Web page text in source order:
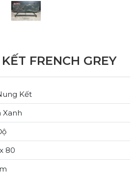
FRENCH GREY
Kết
Xanh
80